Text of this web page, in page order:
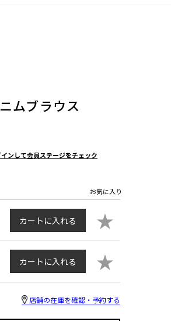
ムブラウス
インして会員ステージをチェック
お気に入り
カートに入れる ★
カートに入れる ★
店舗の在庫を確認・予約する